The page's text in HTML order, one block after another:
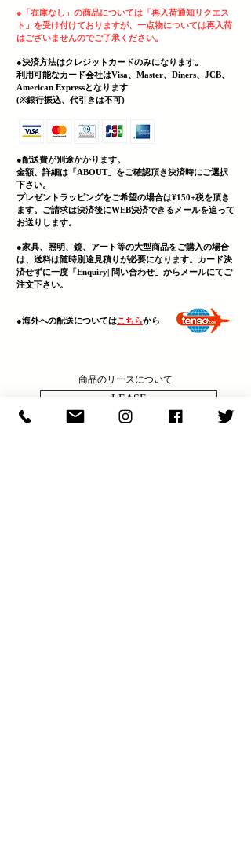
● 「在庫なし」の商品については「再入荷通知リクエス
ト」を受け付けておりますが、一点物については再入荷
はございませんのでご了承ください。
●決済方法はクレジットカードのみになります。
利用可能なカード会社はVisa、Master、Diners、JCB、
American Expressとなります
(​※銀行振込、代引きは不可)
●配送費が別途かかります。
金額、詳細は「 ABOUT」をご確認頂き決済時にご選択
下さい。
プレゼントラッピングをご希望の場合は¥150+税を頂き
ます。ご請求は決済後にWEB決済できるメールを追って
お送りします。
●家具、照明、鏡、 アート等の大型商品をご購入の場合
は、送料は随時別途見積りが必要になります。カード決
済せずに一度「Enquiry| 問い合わせ」からメールにてご
注文下さい。
​●海外への配送についてはこちらから
商品のリースについて
LEASE